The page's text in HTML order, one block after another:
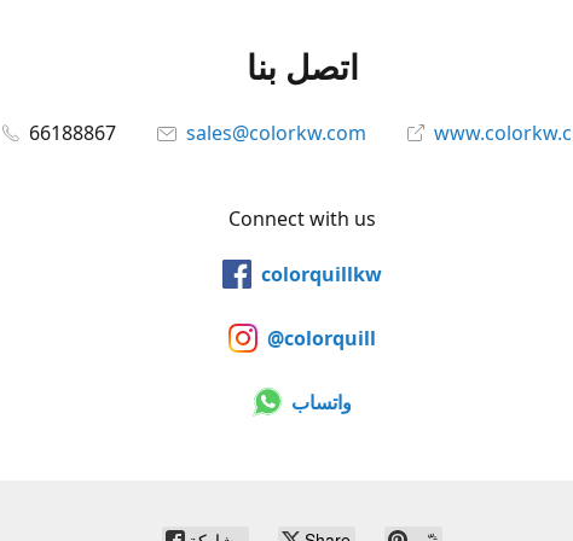
اتصل بنا
66188867 sales@colorkw.com
Connect with us
colorquillkw
@colorquill
واتساب